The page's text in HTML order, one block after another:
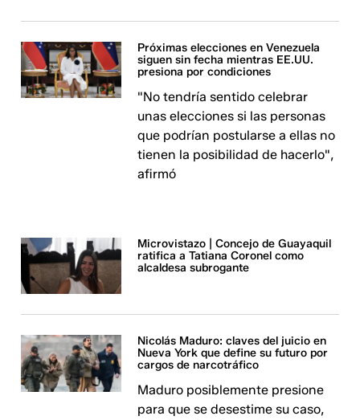
Próximas elecciones en Venezuela
siguen sin fecha mientras EE.UU.
presiona por condiciones
"No tendría sentido celebrar
unas elecciones si las personas
que podrían postularse a ellas no
tienen la posibilidad de hacerlo",
afirmó
Microvistazo | Concejo de Guayaquil
ratifica a Tatiana Coronel como
alcaldesa subrogante
Nicolás Maduro: claves del juicio en
Nueva York que define su futuro por
cargos de narcotráfico
Maduro posiblemente presione
para que se desestime su caso,